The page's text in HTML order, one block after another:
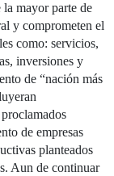
mayor parte de
y comprometen el
como: servicios,
inversiones y
de “nación más
de empresas
planteados
Aun de continuar